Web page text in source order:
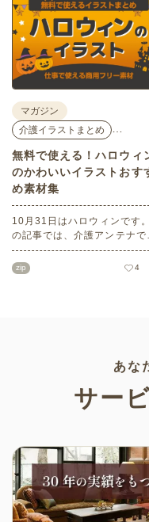
介護・医療・健康の“学び・
験・相談”が一度にできる、
ころ満載のイベントの様子を
ポートします。
マガジン
介護イラストまとめ
…
無料で使える！ハロウィ
のかわいいイラストおす
め素材集
10月31日はハロウィンです
の記事では、介護アンテナで
う高齢者向けイラスト素材か
ら、ハロウィンにちなんだお
zip 4
あな
サー